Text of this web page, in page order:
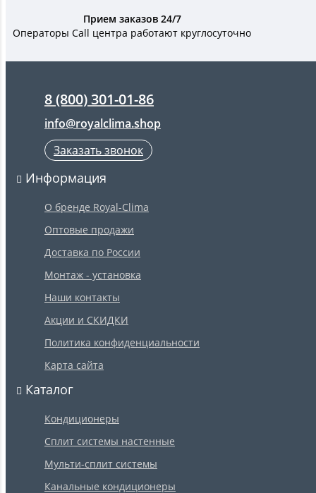
Прием заказов 24/7
Операторы Call центра работают круглосуточно
8 (800) 301-01-86
info@royalclima.shop
Заказать звонок
Информация
О бренде Royal-Clima
Оптовые продажи
Доставка по России
Монтаж - установка
Наши контакты
Акции и СКИДКИ
Политика конфиденциальности
Карта сайта
Каталог
Кондиционеры
Сплит системы настенные
Мульти-сплит системы
Канальные кондиционеры